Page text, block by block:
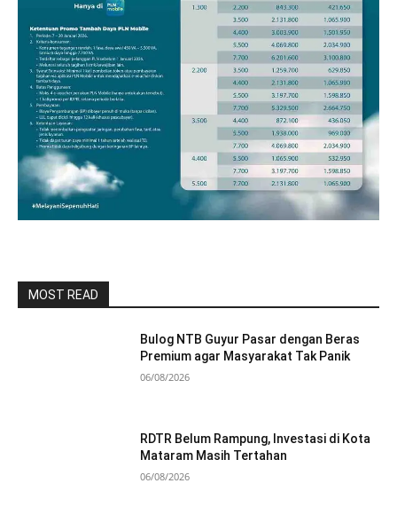
MOST READ
Bulog NTB Guyur Pasar dengan Beras
Premium agar Masyarakat Tak Panik
06/08/2026
RDTR Belum Rampung, Investasi di Kota
Mataram Masih Tertahan
06/08/2026